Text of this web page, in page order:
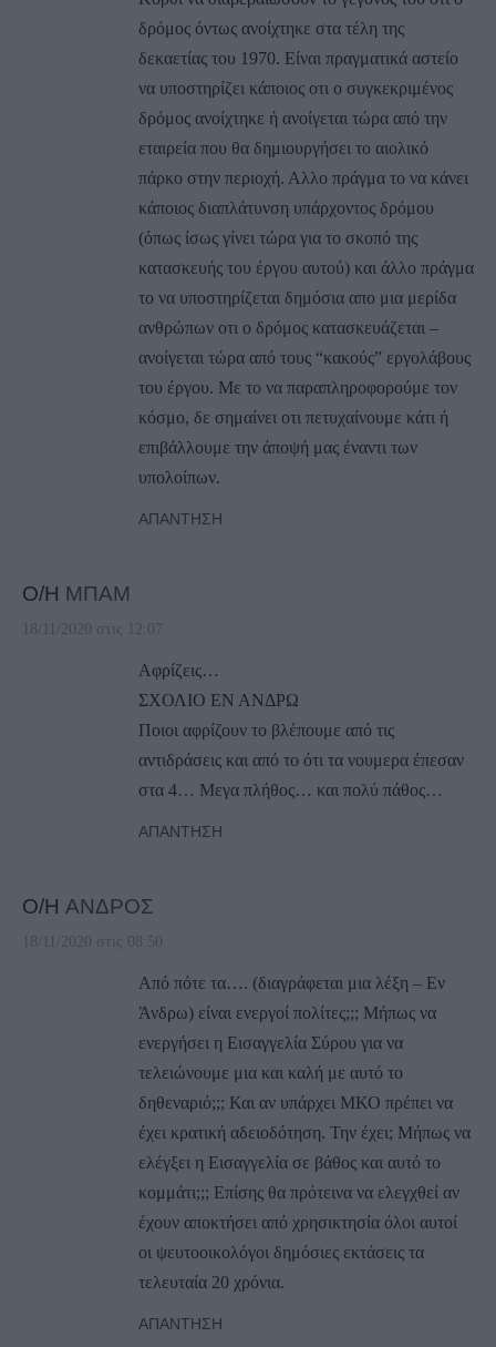
δρόμος όντως ανοίχτηκε στα τέλη της
δεκαετίας του 1970. Είναι πραγματικά αστείο
να υποστηρίζει κάποιος οτι ο συγκεκριμένος
δρόμος ανοίχτηκε ή ανοίγεται τώρα από την
εταιρεία που θα δημιουργήσει το αιολικό
πάρκο στην περιοχή. Αλλο πράγμα το να κάνει
κάποιος διαπλάτυνση υπάρχοντος δρόμου
(όπως ίσως γίνει τώρα για το σκοπό της
κατασκευής του έργου αυτού) και άλλο πράγμα
το να υποστηρίζεται δημόσια απο μια μερίδα
ανθρώπων οτι ο δρόμος κατασκευάζεται –
ανοίγεται τώρα από τους “κακούς” εργολάβους
του έργου. Με το να παραπληροφορούμε τον
κόσμο, δε σημαίνει οτι πετυχαίνουμε κάτι ή
επιβάλλουμε την άποψή μας έναντι των
υπολοίπων.
ΑΠΆΝΤΗΣΗ
Ο/Η ΜΠΑΜ
18/11/2020 στις 12:07
Αφρίζεις…
ΣΧΟΛΙΟ ΕΝ ΑΝΔΡΩ
Ποιοι αφρίζουν το βλέπουμε από τις
αντιδράσεις και από το ότι τα νουμερα έπεσαν
στα 4… Μεγα πλήθος… και πολύ πάθος…
ΑΠΆΝΤΗΣΗ
Ο/Η ΑΝΔΡΟΣ
18/11/2020 στις 08:50
Από πότε τα…. (διαγράφεται μια λέξη – Εν
Άνδρω) είναι ενεργοί πολίτες;;; Μήπως να
ενεργήσει η Εισαγγελία Σύρου για να
τελειώνουμε μια και καλή με αυτό το
δηθεναριό;;; Και αν υπάρχει ΜΚΟ πρέπει να
έχει κρατική αδειοδότηση. Την έχει; Μήπως να
ελέγξει η Εισαγγελία σε βάθος και αυτό το
κομμάτι;;; Επίσης θα πρότεινα να ελεγχθεί αν
έχουν αποκτήσει από χρησικτησία όλοι αυτοί
οι ψευτοοικολόγοι δημόσιες εκτάσεις τα
τελευταία 20 χρόνια.
ΑΠΆΝΤΗΣΗ